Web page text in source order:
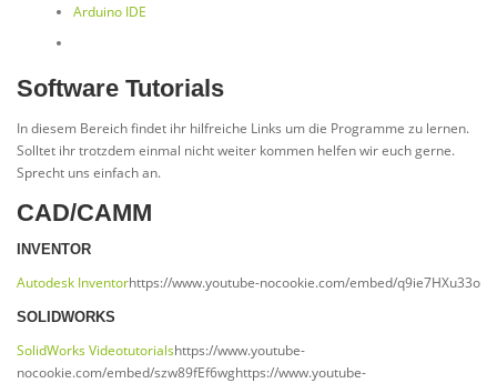
Arduino IDE
Software Tutorials
In diesem Bereich findet ihr hilfreiche Links um die Programme zu lernen.
Solltet ihr trotzdem einmal nicht weiter kommen helfen wir euch gerne.
Sprecht uns einfach an.
CAD/CAMM
INVENTOR
Autodesk Inventorhttps://www.youtube-nocookie.com/embed/q9ie7HXu33o
SOLIDWORKS
SolidWorks Videotutorialshttps://www.youtube-
nocookie.com/embed/szw89fEf6wghttps://www.youtube-